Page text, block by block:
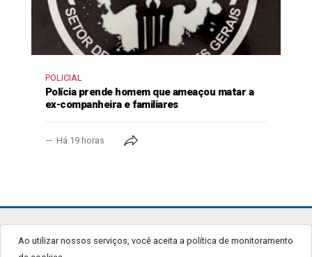
POLICIAL
Polícia prende homem que ameaçou matar a
ex-companheira e familiares
Há 19 horas
Ao utilizar nossos serviços, você aceita a política de monitoramento
jornalgrandourados.com.br